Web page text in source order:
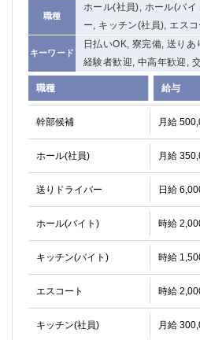
職種
ホール(社員), ホール(バ
ー, キッチン(社員), エス
キーワード
日払いOK, 寮完備, 送り
経験者歓迎, 中高年歓迎,
職種 給与
幹部候補 月給
ホール(社員) 月給
送りドライバー 日給
ホール(バイト) 時給
キッチン(バイト) 時給
エスコート 時給
キッチン(社員) 月給